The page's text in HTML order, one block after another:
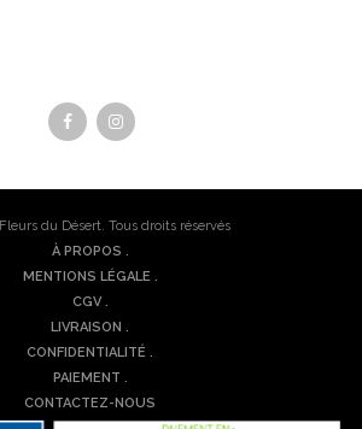
Fleurs du Désert. Tous droits réservés
À PROPOS .
MENTIONS LÉGALE .
CGV .
LIVRAISON .
CONFIDENTIALITÉ .
PAIEMENT .
CONTACTEZ-NOUS